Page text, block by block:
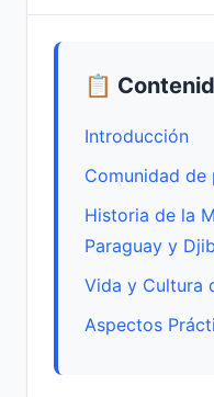
📋
Introducción
Comunidad de
Historia de la
Paraguay y
Vida y Cultura
Aspectos